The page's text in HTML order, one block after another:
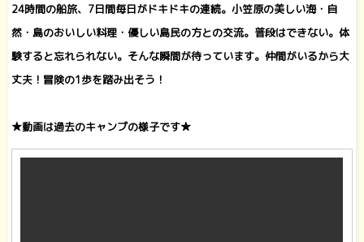
24時間の船旅、7日間毎日がドキドキの連続。小笠原の美しい海・自
然・島のおいしい料理・優しい島民の方との交流。普段はできない。体
験すると忘れられない。そんな瞬間が待っています。仲間がいるから大
丈夫！冒険の1歩を踏み出そう！
★動画は過去のキャンプの様子です★